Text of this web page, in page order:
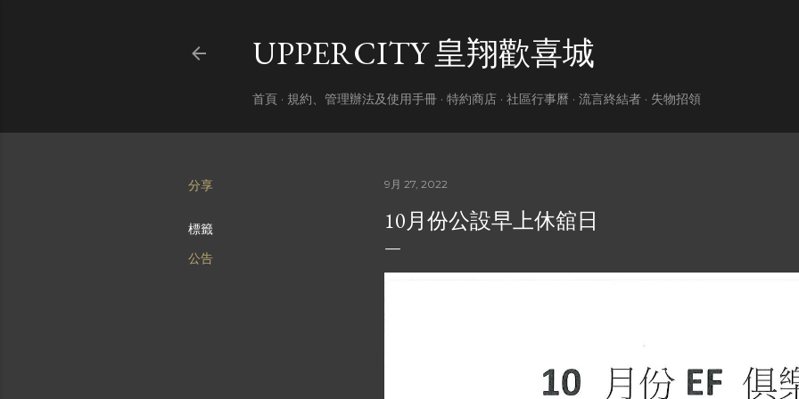
UPPERCITY 皇翔歡喜城
首頁 規約、管理辦法及使用手冊 特約商店 社區行事曆 流言終結者 失物招領
分享
標籤
公告
9月 27, 2022
10月份公設早上休舘日